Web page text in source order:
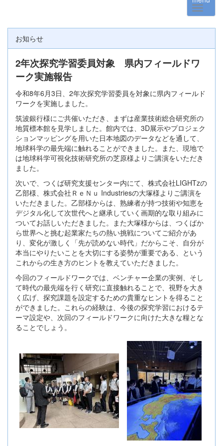
お知らせ
2年次探究学習委員対象 県内フィールドワ
ーク実施報告
令和8年6月3日、2年次探究学習委員を対象に県内フィールド
ワークを実施しました。
筑波銀行様にご共催いただき、まずは産業技術総合研究所の
地質標本館を見学しました。館内では、3D展示やプロジェク
ションマッピングを用いた日本地図のデータなどを通して、
地球科学の最先端に触れることができました。また、現地で
は地球科学可視化技術研究所の芝原様よりご講演をいただき
ました。
次いで、つくば研究支援センター内にて、株式会社LIGHTzの
乙部様、株式会社ＲｅＮｕ Industriesの大塚様よりご講演を
いただきました。乙部様からは、熟練者が持つ技術や知恵を
デジタル化して次世代へと継承していく画期的な取り組みに
ついてお話しいただきました。また大塚様からは、つくばか
ら世界へと挑む起業家たちの熱い挑戦についてご紹介があ
り、変化が激しく「先が読めない時代」だからこそ、自分が
本当にやりたいことを大切にする姿勢が重要である、という
これからの生き方のヒントを教えていただきました。
今回のフィールドワークでは、ベンチャー企業の実例、そし
て時代の最先端を行く研究に直接触れることで、視野を大き
く広げ、探究課題を設定するための貴重なヒントを得ること
ができました。これらの経験は、今後の探究学習におけるテ
ーマ設定や、次回のフィールドワークに向けた大きな糧とな
ることでしょう。